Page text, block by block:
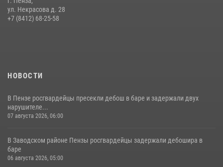
Начальник Управления Росгвардии по Пензенской области Павел
Пучков посетил 55-й Всероссийский Лермонтовский праздник
ул. Некрасова д. 28
+7 (8412) 68-25-58
НОВОСТИ
В Пензе росгвардейцы пресекли дебош в баре и задержали двух
нарушителе...
07 августа 2026, 06:00
В Заводском районе Пензы росгвардейцы задержали дебошира в
баре
06 августа 2026, 05:00